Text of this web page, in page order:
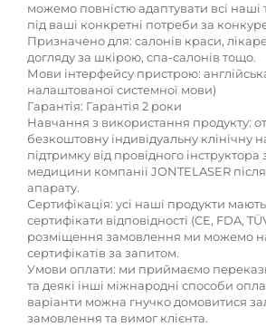
можемо повністю адаптувати всі наші
під ваші конкретні потреби за
Призначено для: салонів краси,
догляду за шкірою, спа-салонів тощо.
Мови інтерфейсу пристрою:
налаштованої системної мови)
Гарантія: Гарантія 2 роки
Навчання з використання продукту:
безкоштовну індивідуальну клінічну
підтримку від провідного інструктора
медицини компанії JONTELASER
апарату.
Сертифікація: усі наші продукти
сертифікати відповідності (CE, FDA,
розміщення замовлення ми можемо
сертифікатів за запитом.
Умови оплати: ми приймаємо
та деякі інші міжнародні способи
варіанти можна гнучко домовитися
замовлення та вимог клієнта.